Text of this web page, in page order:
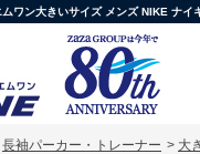
ワン大きいサイズ メンズ NIKE ナ
長袖パーカー・トレーナー > 大